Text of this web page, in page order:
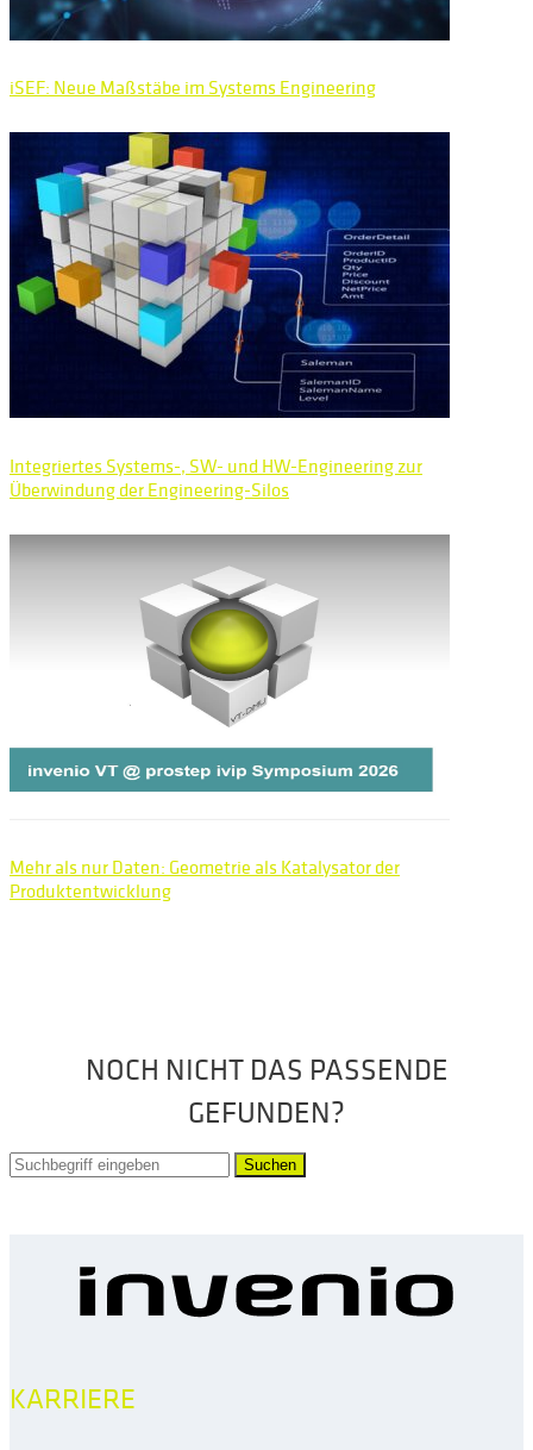
iSEF: Neue Maßstäbe im Systems Engineering
Integriertes Systems-, SW- und HW-Engineering zur
Überwindung der Engineering-Silos
Mehr als nur Daten: Geometrie als Katalysator der
Produktentwicklung
NOCH NICHT DAS PASSENDE
GEFUNDEN?
Suchen
KARRIERE